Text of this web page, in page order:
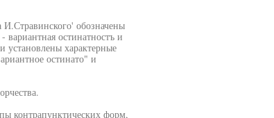
обозначены
вариантная остинатностъ и
установлены характерные
остинато" и
контрапунктических форм,